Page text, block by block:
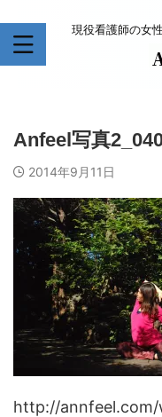
現役看護師の女
Anfeel写真
2014年9月11日
http://